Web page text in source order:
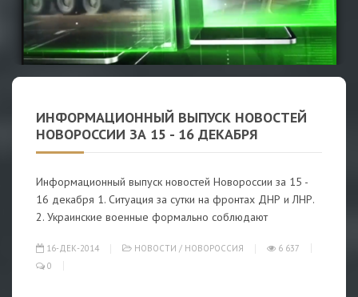
ИНФОРМАЦИОННЫЙ ВЫПУСК НОВОСТЕЙ
НОВОРОССИИ ЗА 15 - 16 ДЕКАБРЯ
Информационный выпуск новостей Новороссии за 15 -
16 декабря 1. Ситуация за сутки на фронтах ДНР и ЛНР.
2. Украинские военные формально соблюдают
16-ДЕК-2014 НОВОСТИ / НОВОРОССИЯ
6 637
0